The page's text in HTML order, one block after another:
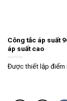
Công tắc áp suất
áp suất cao
Được thiết lập điểm